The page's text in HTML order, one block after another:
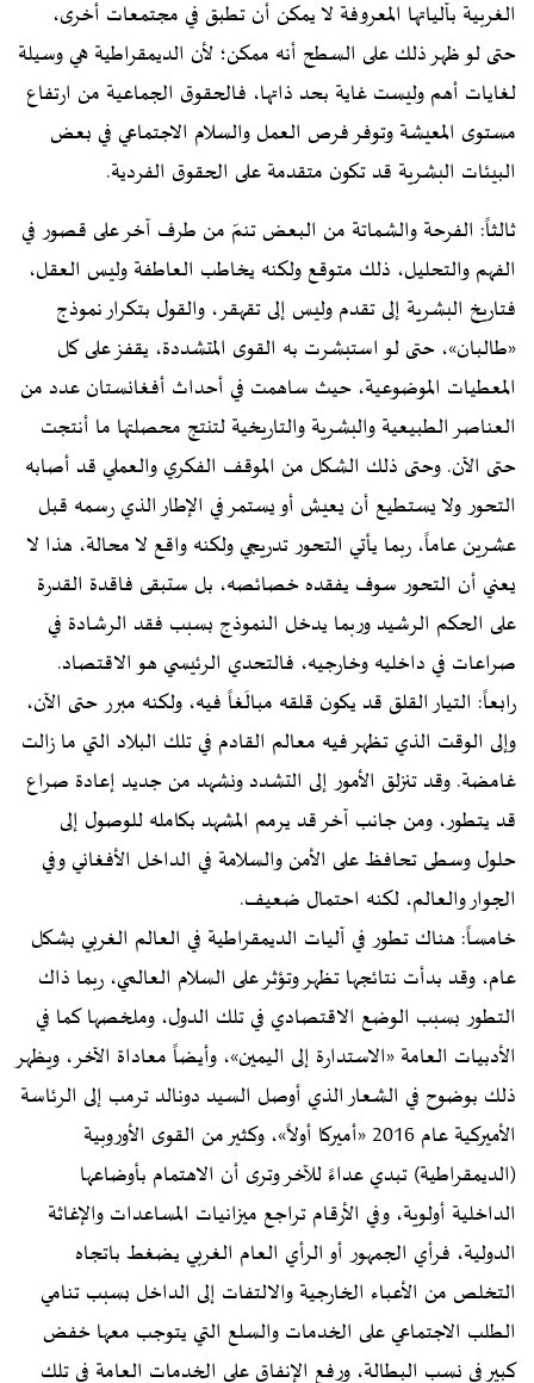
الغربية بآلياتها المعروفة لا يمكن أن تطبق في مجتمعات أخرى،
حتى لو ظهر ذلك على السطح أنه ممكن؛ لأن الديمقراطية هي وسيلة
لغايات أهم وليست غاية بحد ذاتها، فالحقوق الجماعية من ارتفاع
مستوى المعيشة وتوفر فرص العمل والسلام الاجتماعي في بعض
البيئات البشرية قد تكون متقدمة على الحقوق الفردية.
ثالثاً: الفرحة والشماتة من البعض تنمّ من طرف آخر على قصور في
الفهم والتحليل، ذلك متوقع ولكنه يخاطب العاطفة وليس العقل،
فتاريخ البشرية إلى تقدم وليس إلى تقهقر، والقول بتكرار نموذج
«طالبان»، حتى لو استبشرت به القوى المتشددة، يقفز على كل
المعطيات الموضوعية، حيث ساهمت في أحداث أفغانستان عدد من
العناصر الطبيعية والبشرية والتاريخية لتنتج محصلتها ما أنتجت
حتى الآن. وحتى ذلك الشكل من الموقف الفكري والعملي قد أصابه
التحور ولا يستطيع أن يعيش أو يستمر في الإطار الذي رسمه قبل
عشرين عاماً، ربما يأتي التحور تدريجي ولكنه واقع لا محالة، هذا لا
يعني أن التحور سوف يفقده خصائصه، بل ستبقى فاقدة القدرة
على الحكم الرشيد وربما يدخل النموذج بسبب فقد الرشادة في
صراعات في داخليه وخارجيه، فالتحدي الرئيسي هو الاقتصاد.
رابعاً: التيار القلق قد يكون قلقه مبالَغاً فيه، ولكنه مبرر حتى الآن،
وإلى الوقت الذي تظهر فيه معالم القادم في تلك البلاد التي ما زالت
غامضة. وقد تنزلق الأمور إلى التشدد ونشهد من جديد إعادة صراع
قد يتطور، ومن جانب آخر قد يرمم المشهد بكامله للوصول إلى
حلول وسطى تحافظ على الأمن والسلامة في الداخل الأفغاني وفي
الجوار والعالم، لكنه احتمال ضعيف.
خامساً: هناك تطور في آليات الديمقراطية في العالم الغربي بشكل
عام، وقد بدأت نتائجها تظهر وتؤثر على السلام العالمي، ربما ذاك
التطور بسبب الوضع الاقتصادي في تلك الدول، وملخصها كما في
الأدبيات العامة «الاستدارة إلى اليمين»، وأيضاً معاداة الآخر، ويظهر
ذلك بوضوح في الشعار الذي أوصل السيد دونالد ترمب إلى الرئاسة
الأميركية عام 2016 «أميركا أولاً»، وكثير من القوى الأوروبية
(الديمقراطية) تبدي عداءً للآخر وترى أن الاهتمام بأوضاعها
الداخلية أولوية، وفي الأرقام تراجع ميزانيات المساعدات والإغاثة
الدولية، فرأي الجمهور أو الرأي العام الغربي يضغط باتجاه
التخلص من الأعباء الخارجية والالتفات إلى الداخل بسبب تنامي
الطلب الاجتماعي على الخدمات والسلع التي يتوجب معها خفض
كبير في نسب البطالة، ورفع الإنفاق على الخدمات العامة في تلك